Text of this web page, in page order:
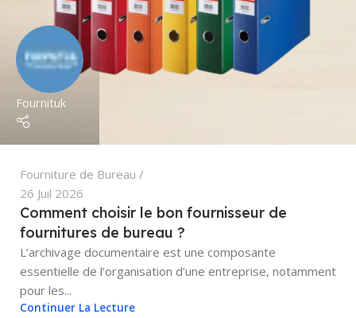
Fournituk
Fourniture de Bureau
26 Juil 2026
Comment choisir le bon fournisseur de
fournitures de bureau ?
L’archivage documentaire est une composante
essentielle de l’organisation d’une entreprise, notamment
pour les...
Continuer La Lecture